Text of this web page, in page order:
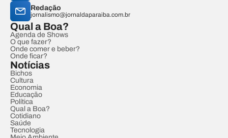
Redação
jornalismo@jornaldaparaiba.com.br
Qual a Boa?
Agenda de Shows
O que fazer?
Onde comer e beber?
Onde ficar?
Notícias
Bichos
Cultura
Economia
Educação
Política
Qual a Boa?
Cotidiano
Saúde
Tecnologia